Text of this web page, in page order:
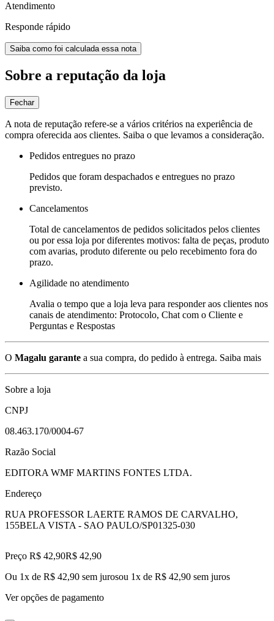
Atendimento
Responde rápido
Saiba como foi calculada essa nota
Sobre a reputação da loja
Fechar
A nota de reputação refere-se a vários critérios na experiência de
compra oferecida aos clientes. Saiba o que levamos a consideração.
Pedidos entregues no prazo
Pedidos que foram despachados e entregues no prazo
previsto.
Cancelamentos
Total de cancelamentos de pedidos solicitados pelos clientes
ou por essa loja por diferentes motivos: falta de peças, produto
com avarias, produto diferente ou pelo recebimento fora do
prazo.
Agilidade no atendimento
Avalia o tempo que a loja leva para responder aos clientes nos
canais de atendimento: Protocolo, Chat com o Cliente e
Perguntas e Respostas
O Magalu garante a sua compra, do pedido à entrega. Saiba mais
Sobre a loja
CNPJ
08.463.170/0004-67
Razão Social
EDITORA WMF MARTINS FONTES LTDA.
Endereço
RUA PROFESSOR LAERTE RAMOS DE CARVALHO,
155BELA VISTA - SAO PAULO/SP01325-030
Preço R$ 42,90R$ 42,90
Ou 1x de R$ 42,90 sem jurosou 1x de R$ 42,90 sem juros
Ver opções de pagamento